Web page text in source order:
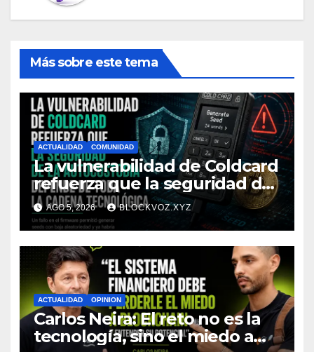
Más sobre este tema
ACTUALIDAD COMUNIDAD
La vulnerabilidad de Coldcard
refuerza que la seguridad de
la autocustodia depende de
toda la cadena tecnológica,
afirma CoinEx Research
AGO 5, 2026 BLOCKVOZ.XYZ
ACTUALIDAD OPINION
Carlos Neira: El reto no es la
tecnología, sino el miedo a